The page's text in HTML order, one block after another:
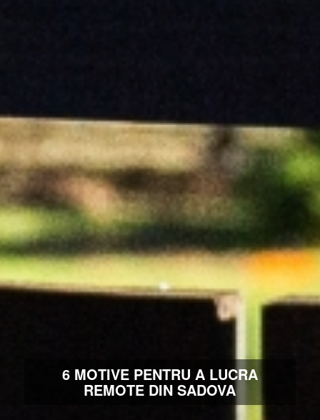
6 MOTIVE PENTRU A LUCRA
REMOTE DIN SADOVA